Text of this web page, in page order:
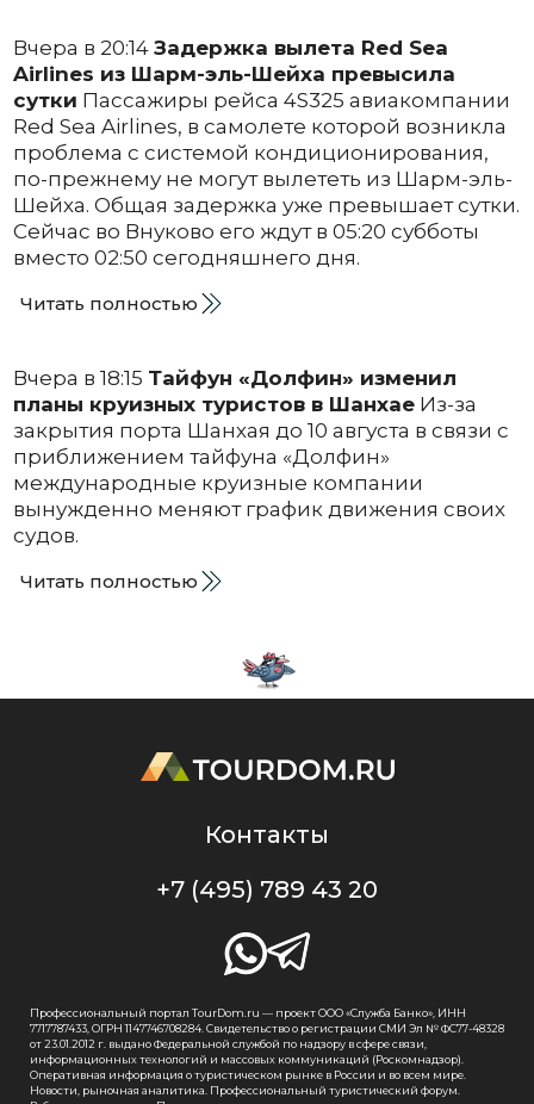
Вчера в 20:14 Задержка вылета Red Sea
Airlines из Шарм-эль-Шейха превысила
сутки Пассажиры рейса 4S325 авиакомпании
Red Sea Airlines, в самолете которой возникла
проблема с системой кондиционирования,
по-прежнему не могут вылететь из Шарм-эль-
Шейха. Общая задержка уже превышает сутки.
Сейчас во Внуково его ждут в 05:20 субботы
вместо 02:50 сегодняшнего дня.
Читать полностью
Вчера в 18:15 Тайфун «Долфин» изменил
планы круизных туристов в ШанхаеИз-за
закрытия порта Шанхая до 10 августа в связи с
приближением тайфуна «Долфин»
международные круизные компании
вынужденно меняют график движения своих
судов.
Читать полностью
Контакты
+7 (495) 789 43 20
Профессиональный портал TourDom.ru — проект ООО «Служба Банко», ИНН
7717787433, ОГРН 1147746708284. Свидетельство о регистрации СМИ Эл № ФС77-48328
от 23.01.2012 г. выдано Федеральной службой по надзору в сфере связи,
информационных технологий и массовых коммуникаций (Роскомнадзор).
Оперативная информация о туристическом рынке в России и во всем мире.
Новости, рыночная аналитика. Профессиональный туристический форум.